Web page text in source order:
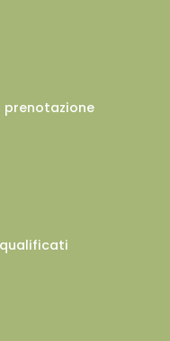
prenotazione
qualificati